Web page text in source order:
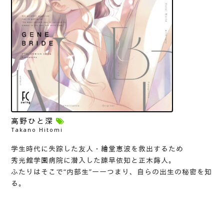
高野ひと深
Takano Hitomi
学生時代に失踪した友人・繪堂恵波を救出するため
秀光館学園病院に潜入した諫早依知と正木蒔人。
ふたりはそこで“内部生”ーーつまり、自らの出生の秘密を知
る。